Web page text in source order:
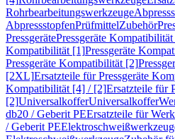
Rohrbearbeitungswerkzeuge
AbpressstopfenPrüfmittelZubehör
PressgerätePressgeräte
Kompatibilität [1]Pressgeräte
Pressgeräte Kompatibilität [2]
[2XL]Ersatzteile für Pressgeräte
Kompatibilität [4] / [2]Ersatzteile für
[2]UniversalkofferUniversalkoffer
db20 / Geberit PEErsatzteile für
/ Geberit PE